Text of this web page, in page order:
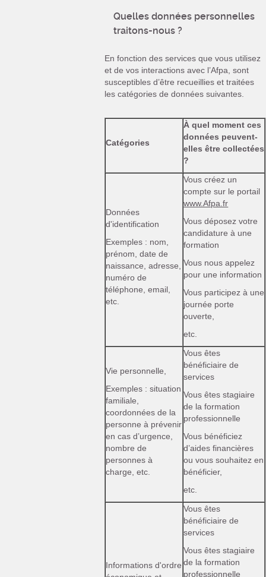
Quelles données personnelles
traitons-nous ?
En fonction des services que vous utilisez
et de vos interactions avec l’Afpa, sont
susceptibles d’être recueillies et traitées
les catégories de données suivantes.
Catégories
À quel moment ces
données peuvent-
elles être collectées
?
Données
d'identification
Exemples : nom,
prénom, date de
naissance, adresse,
numéro de
téléphone, email,
etc.
Vous créez un
compte sur le portail
www.Afpa.fr
Vous déposez votre
candidature à une
formation
Vous nous appelez
pour une information
Vous participez à une
journée porte
ouverte,
etc.
Vie personnelle,
Exemples : situation
familiale,
coordonnées de la
personne à prévenir
en cas d’urgence,
nombre de
personnes à
charge, etc.
Vous êtes
bénéficiaire de
services
Vous êtes stagiaire
de la formation
professionnelle
Vous bénéficiez
d’aides financières
ou vous souhaitez en
bénéficier,
etc.
Informations d'ordre
Vous êtes
bénéficiaire de
services
Vous êtes stagiaire
de la formation
professionnelle